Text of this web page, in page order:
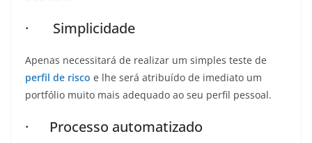
· Simplicidade
Apenas necessitará de realizar um simples teste de
perfil de risco e lhe será atribuído de imediato um
portfólio muito mais adequado ao seu perfil pessoal.
· Processo automatizado